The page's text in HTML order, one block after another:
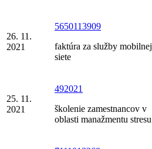
26. 11.
2021
5650113909
faktúra za služby mobilnej
siete
25. 11.
2021
492021
školenie zamestnancov v
oblasti manažmentu stresu